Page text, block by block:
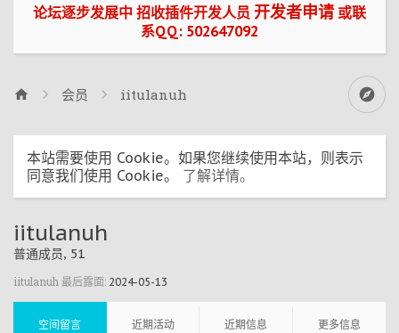
论坛逐步发展中 招收插件开发人员 开发者申请 或联
系QQ: 502647092
会员 iitulanuh
本站需要使用 Cookie。如果您继续使用本站，则表示
同意我们使用 Cookie。 了解详情。
iitulanuh
普通成员, 51
iitulanuh 最后露面: 2024-05-13
空间留言 近期活动 近期信息 更多信息